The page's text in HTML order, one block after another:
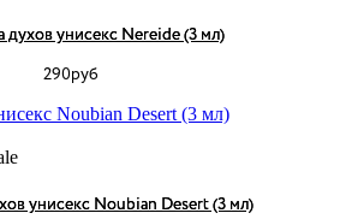
унисекс Nereide (3 мл)
290руб
унисекс Noubian Desert (3 мл)